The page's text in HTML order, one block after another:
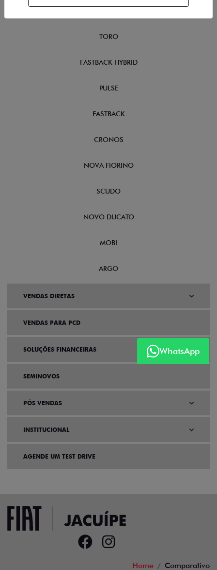
WhatsApp
TORO
FASTBACK HYBRID
PULSE
FASTBACK
CRONOS
NOVA FIORINO
SCUDO
NOVO DUCATO
MOBI
ARGO
VENDAS DIRETAS
VENDAS PARA PCD
SOLUÇÕES FINANCEIRAS
SEMINOVOS
PÓS VENDAS
INSTITUCIONAL
AGENDE UM TEST DRIVE
Home Comparativo